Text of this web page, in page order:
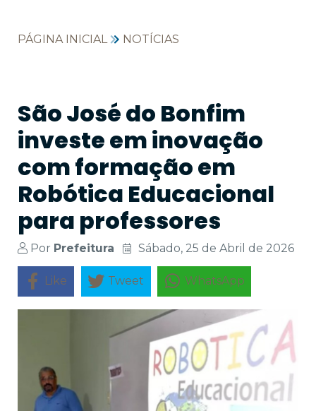
PÁGINA INICIAL NOTÍCIAS
São José do Bonfim
investe em inovação
com formação em
Robótica Educacional
para professores
Por Prefeitura Sábado, 25 de Abril de 2026
Like Tweet WhatsApp